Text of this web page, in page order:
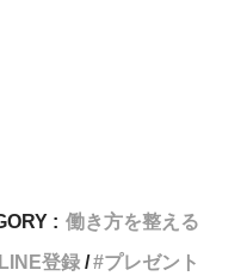
: 働き方を整える
LINE登録 プレゼント